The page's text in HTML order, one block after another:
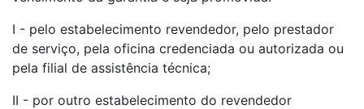
I - pelo estabelecimento revendedor, pelo prestador
de serviço, pela oficina credenciada ou autorizada ou
pela filial de assistência técnica;
II - por outro estabelecimento do revendedor